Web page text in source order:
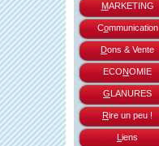
MARKETING
Communication
Dons & Vente
ECONOMIE
GLANURES
Rire un peu !
L iens